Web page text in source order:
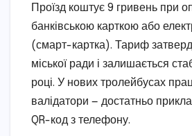
Проїзд коштує 9 гривень при
банківською карткою або
(смарт-картка). Тариф
міської ради і залишається
році. У нових тролейбусах
валідатори — достатньо
QR-код з телефону.